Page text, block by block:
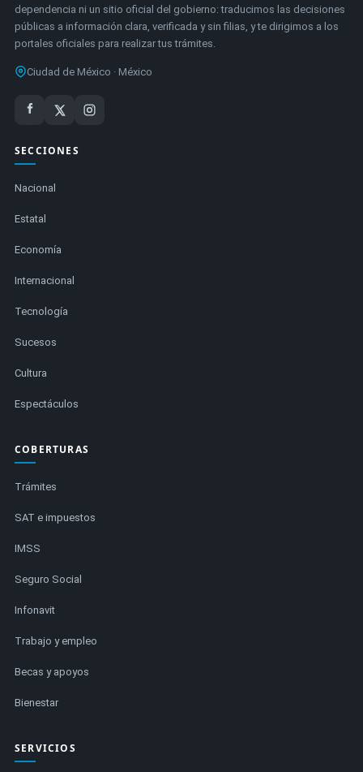
dependencia ni un sitio oficial del gobierno: traducimos las decisiones
públicas a información clara, verificada y sin filias, y te dirigimos a los
portales oficiales para realizar tus trámites.
Ciudad de México · México
SECCIONES
Nacional
Estatal
Economía
Internacional
Tecnología
Sucesos
Cultura
Espectáculos
COBERTURAS
Trámites
SAT e impuestos
IMSS
Seguro Social
Infonavit
Trabajo y empleo
Becas y apoyos
Bienestar
SERVICIOS